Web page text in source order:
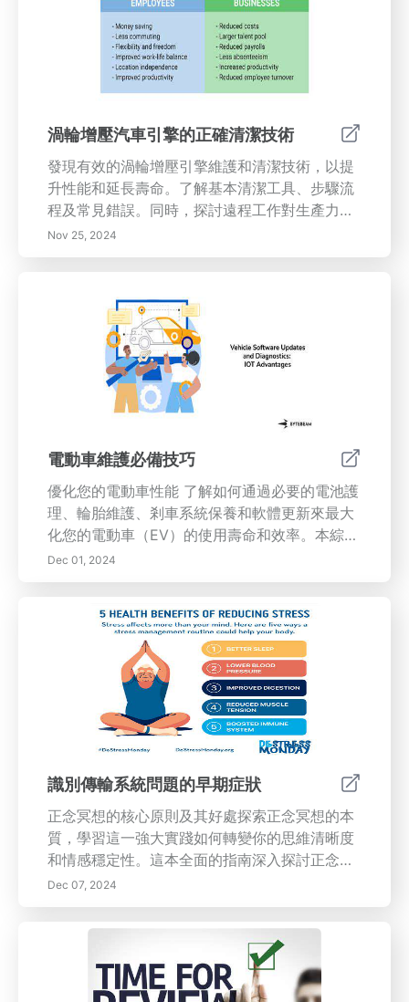
實踐，改善生產力和財務健康。優先考慮安全、
高效和可持續性，以實現更強大的運營策略。
渦輪增壓汽車引擎的正確清潔技術
發現有效的渦輪增壓引擎維護和清潔技術，以提
升性能和延長壽命。了解基本清潔工具、步驟流
程及常見錯誤。同時，探討遠程工作對生產力的
影響，包括增強溝通、建立有序工作環境以及設
定明確目標的策略。今天就優化您的引擎保養和
Nov 25, 2024
電動車維護必備技巧
優化您的電動車性能 了解如何通過必要的電池護
理、輪胎維護、剎車系統保養和軟體更新來最大
化您的電動車（EV）的使用壽命和效率。本綜合
指南探討了電池化學的複雜性、最佳充電實踐以
及定期維護檢查的重要性。了解如何保持輪胎的
象，並建立DIY維護例程。保持對軟體更新和診
斷工具的了解，以保持您的電動車順利運行。定
期監測您的電池健康並利用專業服務可以防止昂
貴的維修並確保可靠的駕駛體驗。提升您的知
識，保持您的電動車處於最佳狀態！
Dec 01, 2024
識別傳輸系統問題的早期症狀
正念冥想的核心原則及其好處探索正念冥想的本
質，學習這一強大實踐如何轉變你的思維清晰度
和情感穩定性。這本全面的指南深入探討正念的
基礎，概述了其眾多好處，如減輕壓力、改善專
注力和增強情感韌性。探索有效的策略以提高你
的專注力並減少干擾，使你能夠實現個人和職業
目標。了解在正念實踐和傳輸系統中定期維護的
重要性，以確保生活各方面的最佳表現。此外，
揭示情感健康在維持平衡生活中的重要作用。今
Dec 07, 2024